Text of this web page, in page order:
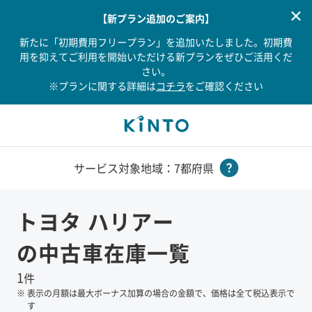
【新プラン追加のご案内】
新たに「初期費用フリープラン」を追加いたしました。初期費
用を抑えてご利用を開始いただける新プランをぜひご活用くだ
さい。
※プランに関する詳細はコチラをご確認ください
サービス対象地域：7都府県
トヨタ ハリアー
の中古車在庫一覧
1件
※ 表示の月額は最大ボーナス加算の場合の金額で、価格は全て税込表示で
す